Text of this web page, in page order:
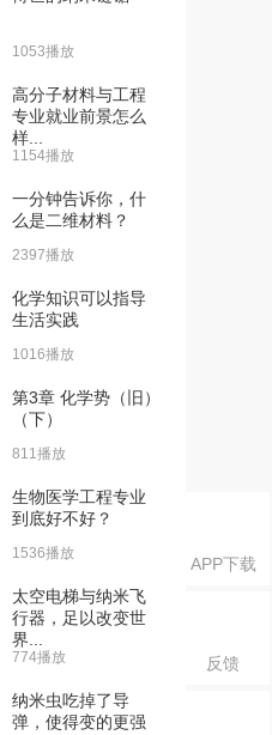
APP下载
反馈
技术
13:42
技术
13:41
15:02
15:06
14:56
1053播放
高分子材料与工程
专业就业前景怎么
样...
1154播放
一分钟告诉你，什
么是二维材料？
2397播放
化学知识可以指导
生活实践
1016播放
第3章 化学势（旧）
（下）
811播放
生物医学工程专业
到底好不好？
1536播放
太空电梯与纳米飞
行器，足以改变世
界...
774播放
纳米虫吃掉了导
弹，使得变的更强